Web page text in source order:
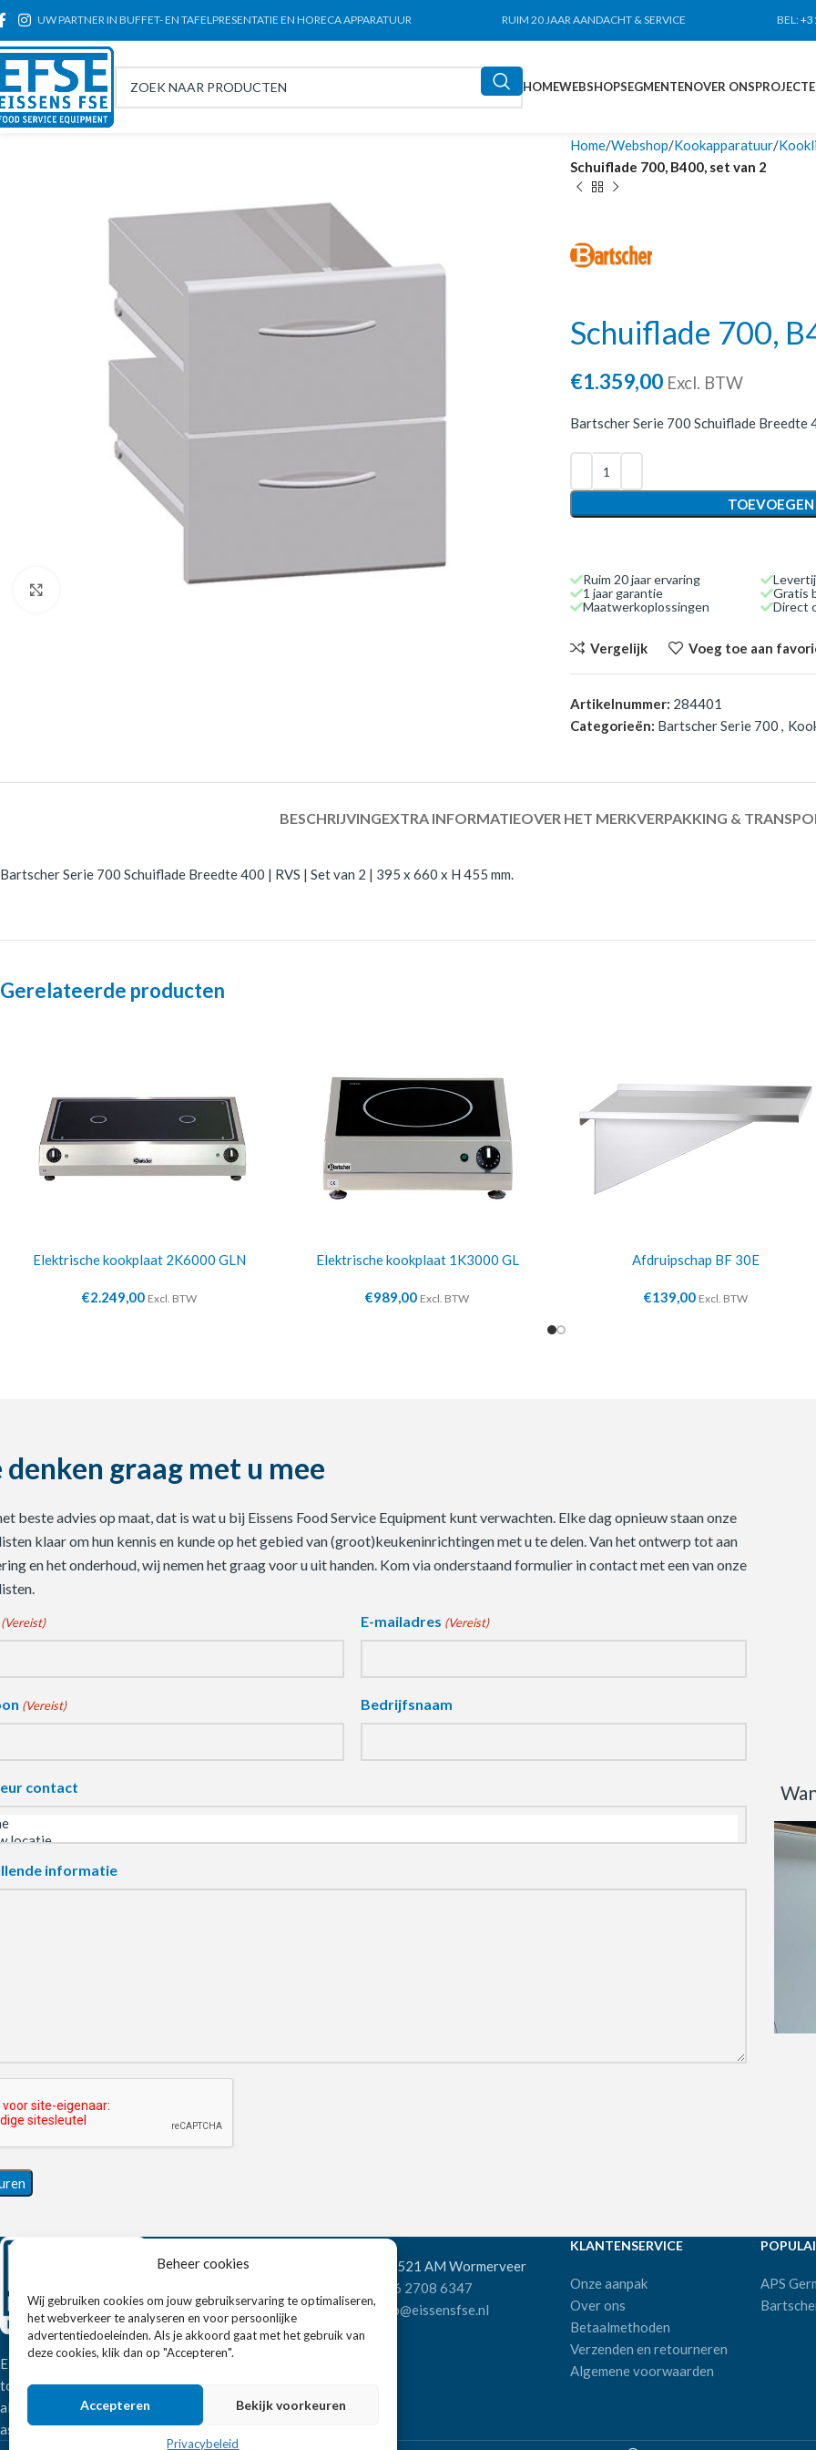
Beheer cookies
Wij gebruiken cookies om jouw gebruikservaring te optimaliseren,
het webverkeer te analyseren en voor persoonlijke
advertentiedoeleinden. Als je akkoord gaat met het gebruik van
deze cookies, klik dan op "Accepteren".
Accepteren Bekijk voorkeuren
Privacybeleid
UW PARTNER IN BUFFET- EN TAFELPRESENTATIE EN HORECA APPARATUUR RUIM 20 JAAR AANDACHT & SERVICE BEL:
HOMEWEBSHOPSEGMENTENOVER ONS
Home Webshop Kookapparatuur
Schuiflade 700, B400, set van 2
Schuiflade 700,
€1.359,00 Excl. BTW
Bartscher Serie 700 Schuiflade Breedte
Ruim 20 jaar ervaring
1 jaar garantie
Maatwerkoplossingen
Gratis
Direct
Vergelijk Voeg toe aan
Artikelnummer: 284401
Categorieën: Bartscher Serie 700 ,
BESCHRIJVINGEXTRA INFORMATIEOVER HET MERKVERPAKKING &
Bartscher Serie 700 Schuiflade Breedte 400 | RVS | Set van 2 | 395 x 660 x H 455 mm.
Gerelateerde producten
Elektrische kookplaat 2K6000 GLN
€2.249,00 Excl. BTW
Elektrische kookplaat 1K3000 GL
€989,00 Excl. BTW
Afdruipschap BF 30E
€139,00 Excl. BTW
denken graag met u mee
beste advies op maat, dat is wat u bij Eissens Food Service Equipment kunt verwachten. Elke dag opnieuw staan onze
klaar om hun kennis en kunde op het gebied van (groot)keukeninrichtingen met u te delen. Van het ontwerp tot aan
en het onderhoud, wij nemen het graag voor u uit handen. Kom via onderstaand formulier in contact met een van onze
(Vereist) E-mailadres (Vereist)
(Vereist) Bedrijfsnaam
contact
informatie
Eissens FSE is een horeca
totaalleverancier. U vindt bij ons niet
alleen inspiratie maar ook een breed
assortiment horeca apparatuur.
Wandelweg 198, 1521 AM Wormerveer
+31 6 2708 6347
E-mail:verkoop@eissensfse.nl
KLANTENSERVICE
Onze aanpak
Over ons
Betaalmethoden
Verzenden en retourneren
Algemene voorwaarden
APS